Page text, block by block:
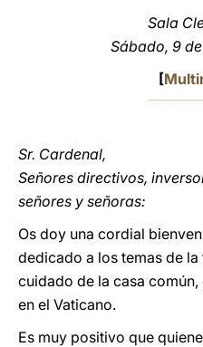
Sala
Sábado, 9
[
Sr. Cardenal,
Señores directivos,
señores y señoras:
Os doy una cordial
dedicado a los temas de
cuidado de la casa
en el Vaticano.
Es muy positivo que